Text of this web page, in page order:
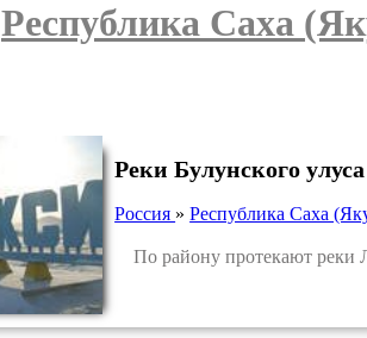
Республика Саха
Реки Булунского улуса
Россия »Республика Саха
По району протекают реки